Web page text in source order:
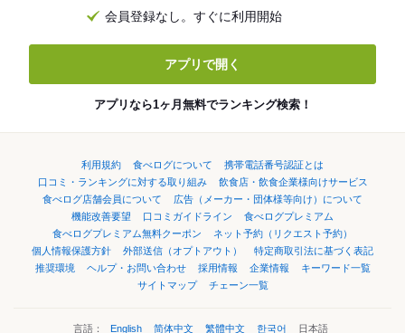
会員登録なし。すぐに利用開始
アプリで開く
アプリなら1ヶ月無料でランキング検索！
利用規約 食べログについて
携帯電話番号認証とは
口コミ・ランキングに対する取り組み
飲食店・飲食企業様向けサービス
食べログ店舗会員について
広告（メーカー・団体様等向け）について
機能改善要望
口コミガイドライン
食べログプレミアム
食べログプレミアム無料クーポン
ネット予約（リクエスト予約）
個人情報保護方針
外部送信（オプトアウト）
特定商取引法に基づく表記
推奨環境
ヘルプ・お問い合わせ 採用情報 企業情報
キーワード一覧
サイトマップ
チェーン一覧
言語： English 简体中文 繁體中文 한국어 日本語